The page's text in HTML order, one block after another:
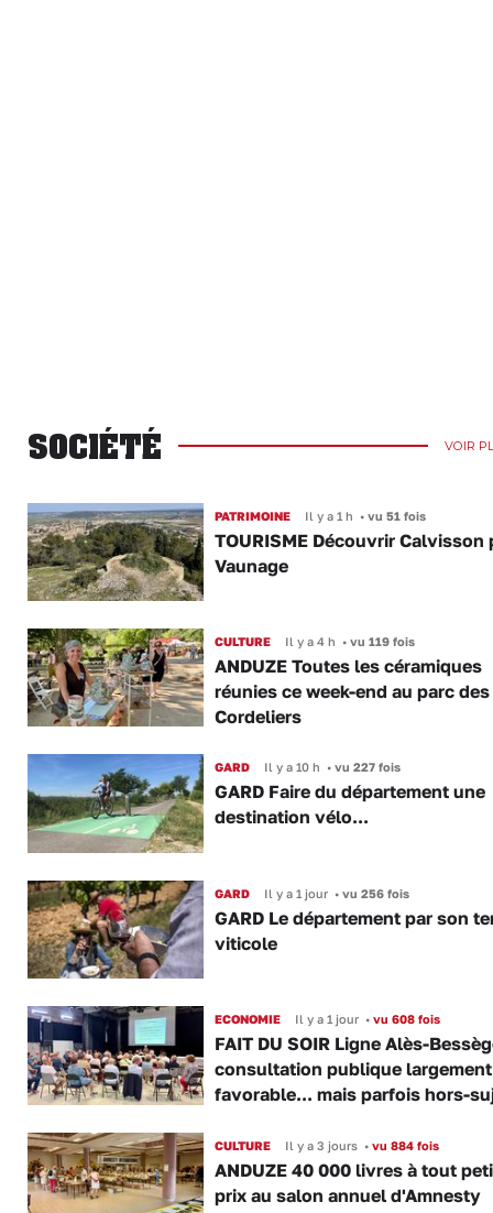
SOCIÉTÉ VOIR
PATRIMOINE Il y a 1 h •vu 51 fois
TOURISME Découvrir Calvisson
Vaunage
CULTURE Il y a 4 h •vu 119 fois
ANDUZE Toutes les céramiques
réunies ce week-end au parc des
Cordeliers
GARD Il y a 10 h •vu 227 fois
GARD Faire du département une
destination vélo...
GARD Il y a 1 jour •vu 256 fois
GARD Le département par son
viticole
ECONOMIE Il y a 1 jour •vu 608 fois
FAIT DU SOIR Ligne Alès-
consultation publique largement
favorable... mais parfois hors-
CULTURE Il y a 3 jours •vu 884 fois
ANDUZE 40 000 livres à tout
prix au salon annuel d'Amnesty